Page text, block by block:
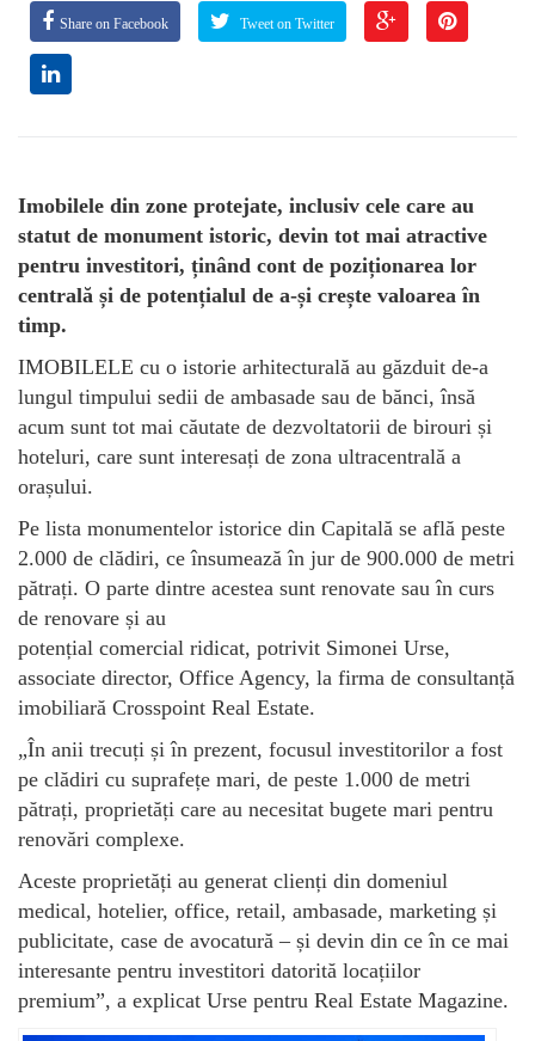
Share on Facebook Tweet on Twitter
Imobilele din zone protejate, inclusiv cele care au
statut de monument istoric, devin tot mai atractive
pentru investitori, ținând cont de poziționarea lor
centrală și de potențialul de a-și crește valoarea în
timp.
IMOBILELE cu o istorie arhitecturală au găzduit de-a
lungul timpului sedii de ambasade sau de bănci, însă
acum sunt tot mai căutate de dezvoltatorii de birouri și
hoteluri, care sunt interesați de zona ultracentrală a
orașului.
Pe lista monumentelor istorice din Capitală se află peste
2.000 de clădiri, ce însumează în jur de 900.000 de metri
pătrați. O parte dintre acestea sunt renovate sau în curs
de renovare și au
potențial comercial ridicat, potrivit Simonei Urse,
associate director, Office Agency, la firma de consultanță
imobiliară Crosspoint Real Estate.
„În anii trecuți și în prezent, focusul investitorilor a fost
pe clădiri cu suprafețe mari, de peste 1.000 de metri
pătrați, proprietăți care au necesitat bugete mari pentru
renovări complexe.
Aceste proprietăți au generat clienți din domeniul
medical, hotelier, office, retail, ambasade, marketing și
publicitate, case de avocatură – și devin din ce în ce mai
interesante pentru investitori datorită locațiilor
premium”, a explicat Urse pentru Real Estate Magazine.